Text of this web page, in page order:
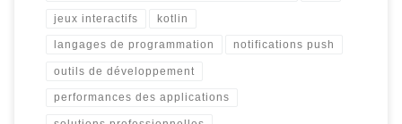
jeux interactifs kotlin
langages de programmation notifications push
outils de développement
performances des applications